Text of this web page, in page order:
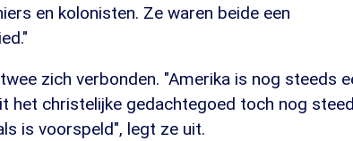
en kolonisten. Ze waren beide een
zich verbonden. "Amerika is nog steeds
het christelijke gedachtegoed toch nog
is voorspeld", legt ze uit.